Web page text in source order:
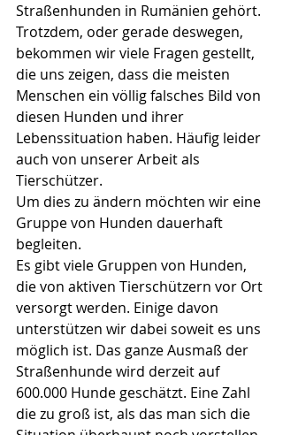
Straßenhunden in Rumänien gehört.
Trotzdem, oder gerade deswegen,
bekommen wir viele Fragen gestellt,
die uns zeigen, dass die meisten
Menschen ein völlig falsches Bild von
diesen Hunden und ihrer
Lebenssituation haben. Häufig leider
auch von unserer Arbeit als
Tierschützer.
Um dies zu ändern möchten wir eine
Gruppe von Hunden dauerhaft
begleiten.
Es gibt viele Gruppen von Hunden,
die von aktiven Tierschützern vor Ort
versorgt werden. Einige davon
unterstützen wir dabei soweit es uns
möglich ist. Das ganze Ausmaß der
Straßenhunde wird derzeit auf
600.000 Hunde geschätzt. Eine Zahl
die zu groß ist, als das man sich die